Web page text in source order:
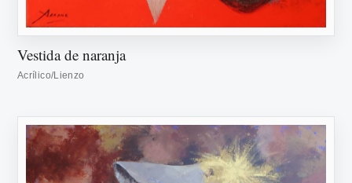
Vestida de naranja
Acrílico/Lienzo